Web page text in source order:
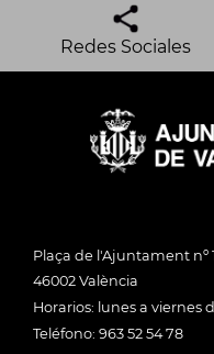
Redes Sociales
Plaça de l'Ajuntament nº
46002 València
Horarios: lunes a viernes
Teléfono: 963 52 54 78